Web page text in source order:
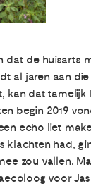
dat de huisarts
al jaren aan
kan dat tamelijk
begin 2019
echo liet
klachten had,
zou vallen.
voor